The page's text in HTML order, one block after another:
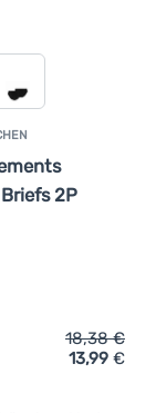
Under Armour
2P
18,38€
13,99 €